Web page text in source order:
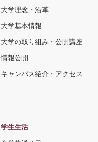
大学理念・沿革
大学基本情報
大学の取り組み・公開講座
情報公開
キャンパス紹介・アクセス
学生生活